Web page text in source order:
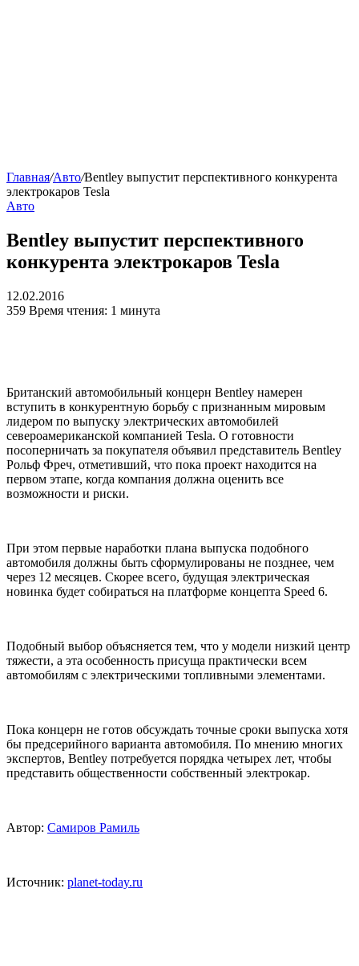
Главная/Авто/Bentley выпустит перспективного конкурента
электрокаров Tesla
Авто
Bentley выпустит перспективного
конкурента электрокаров Tesla
12.02.2016
359 Время чтения: 1 минута
Британский автомобильный концерн Bentley намерен
вступить в конкурентную борьбу с признанным мировым
лидером по выпуску электрических автомобилей
североамериканской компанией Tesla. О готовности
посоперничать за покупателя объявил представитель Bentley
Рольф Фреч, отметивший, что пока проект находится на
первом этапе, когда компания должна оценить все
возможности и риски.
При этом первые наработки плана выпуска подобного
автомобиля должны быть сформулированы не позднее, чем
через 12 месяцев. Скорее всего, будущая электрическая
новинка будет собираться на платформе концепта Speed 6.
Подобный выбор объясняется тем, что у модели низкий центр
тяжести, а эта особенность присуща практически всем
автомобилям с электрическими топливными элементами.
Пока концерн не готов обсуждать точные сроки выпуска хотя
бы предсерийного варианта автомобиля. По мнению многих
экспертов, Bentley потребуется порядка четырех лет, чтобы
представить общественности собственный электрокар.
Автор: Самиров Рамиль
Источник: planet-today.ru